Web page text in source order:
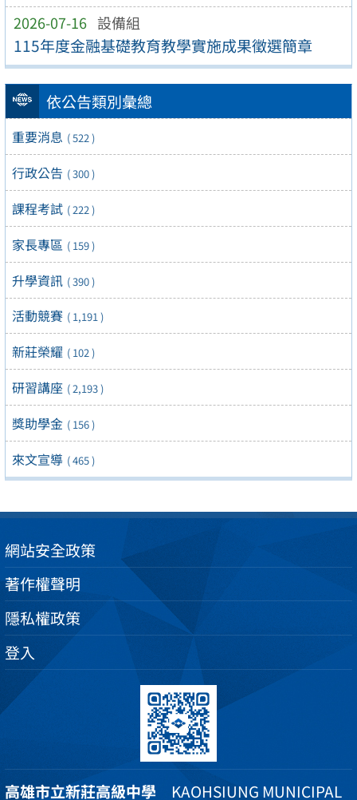
2026-07-16 設備組
115年度金融基礎教育教學實施成果徵選簡章
依公告類別彙總
重要消息 ( 522 )
行政公告 ( 300 )
課程考試 ( 222 )
家長專區 ( 159 )
升學資訊 ( 390 )
活動競賽 ( 1,191 )
新莊榮耀 ( 102 )
研習講座 ( 2,193 )
獎助學金 ( 156 )
來文宣導 ( 465 )
網站安全政策
著作權聲明
隱私權政策
登入
高雄市立新莊高級中學 KAOHSIUNG MUNICIPAL